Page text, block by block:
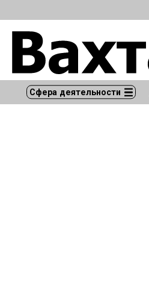
Сфера деятельности